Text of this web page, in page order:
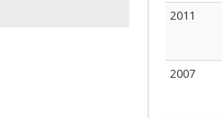
2011
2007